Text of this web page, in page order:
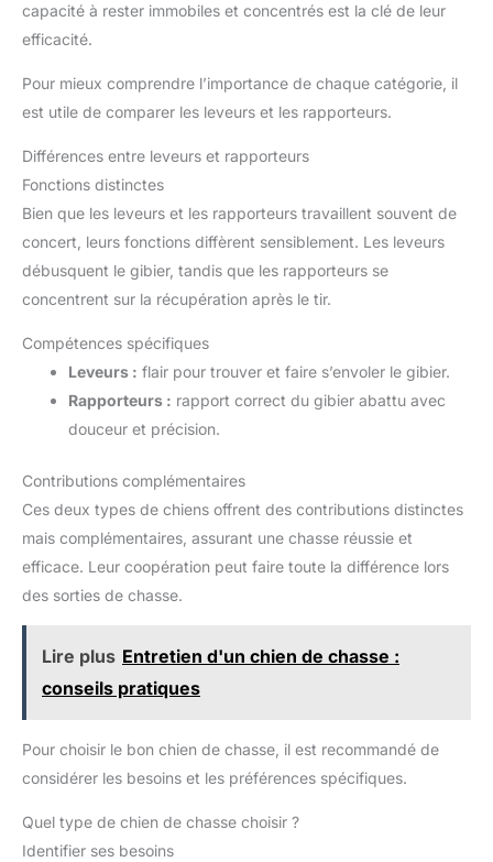
capacité à rester immobiles et concentrés est la clé de leur
efficacité.
Pour mieux comprendre l’importance de chaque catégorie, il
est utile de comparer les leveurs et les rapporteurs.
Différences entre leveurs et rapporteurs
Fonctions distinctes
Bien que les leveurs et les rapporteurs travaillent souvent de
concert, leurs fonctions diffèrent sensiblement. Les leveurs
débusquent le gibier, tandis que les rapporteurs se
concentrent sur la récupération après le tir.
Compétences spécifiques
Leveurs : flair pour trouver et faire s’envoler le gibier.
Rapporteurs : rapport correct du gibier abattu avec
douceur et précision.
Contributions complémentaires
Ces deux types de chiens offrent des contributions distinctes
mais complémentaires, assurant une chasse réussie et
efficace. Leur coopération peut faire toute la différence lors
des sorties de chasse.
Lire plus Entretien d'un chien de chasse :
conseils pratiques
Pour choisir le bon chien de chasse, il est recommandé de
considérer les besoins et les préférences spécifiques.
Quel type de chien de chasse choisir ?
Identifier ses besoins